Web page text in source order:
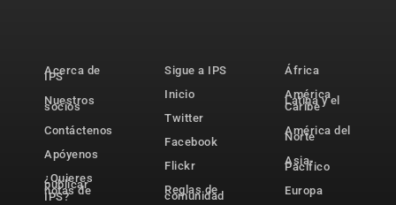
Acerca de
IPS
Nuestros
socios
Contáctenos
Apóyenos
¿Quieres
publicar
notas de
IPS?
Sigue a IPS
Inicio
Twitter
Facebook
Flickr
Reglas de
comunidad
África
América
Latina y el
Caribe
América del
Norte
Asia-
Pacífico
Europa